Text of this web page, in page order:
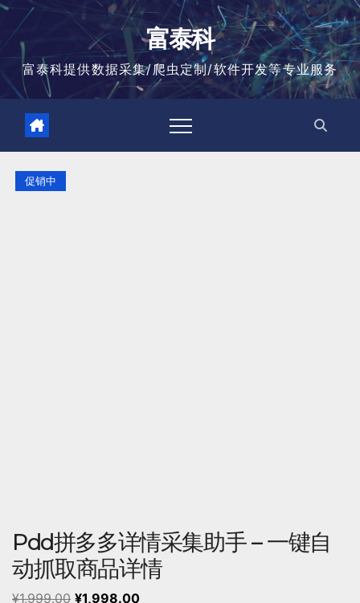
跳
富泰科
富泰科提供数据采集/爬虫定制/软件开发等专业服务
促销中
Pdd拼多多详情采集助手 – 一键自
动抓取商品详情
¥1,999.00 原
¥1,998.00当